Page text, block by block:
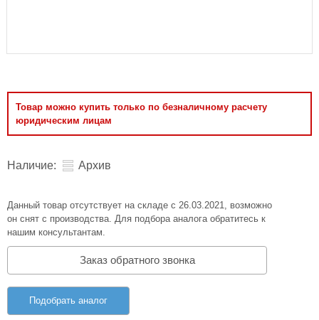
Товар можно купить только по безналичному расчету
юридическим лицам
Наличие: Архив
Данный товар отсутствует на складе с 26.03.2021, возможно
он снят с производства. Для подбора аналога обратитесь к
нашим консультантам.
Заказ обратного звонка
Подобрать аналог